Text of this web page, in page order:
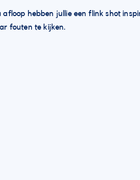
afloop hebben jullie een flink shot
fouten te kijken.